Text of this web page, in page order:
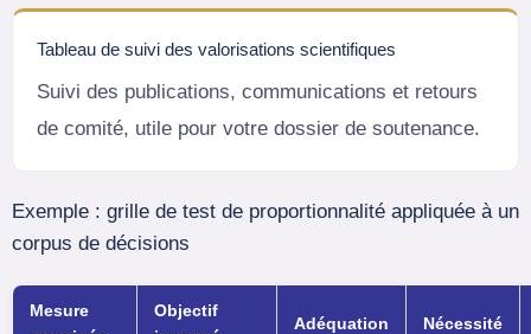
Tableau de suivi des valorisations scientifiques
Suivi des publications, communications et retours
de comité, utile pour votre dossier de soutenance.
Exemple : grille de test de proportionnalité appliquée à un
corpus de décisions
Mesure
Objectif
Adéquation Nécessité